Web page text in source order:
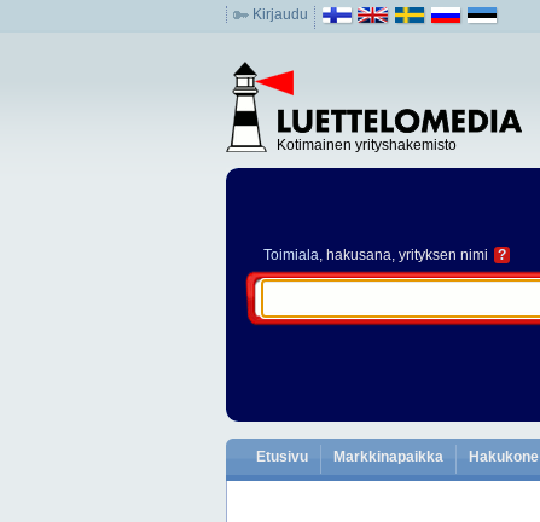
Kirjaudu
Kotimainen yrityshakemisto
Toimiala, hakusana, yrityksen nimi ?
Etusivu Markkinapaikka Hakukone